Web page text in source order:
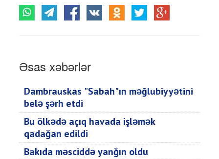
Əsas xəbərlər
Dambrauskas "Sabah"ın məğlubiyyətini
belə şərh etdi
Bu ölkədə açıq havada işləmək
qadağan edildi
Bakıda məsciddə yanğın oldu